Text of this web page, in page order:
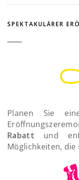
SPEKTAKULÄRER
Planen Sie
Rabatt und
Möglichkeiten,